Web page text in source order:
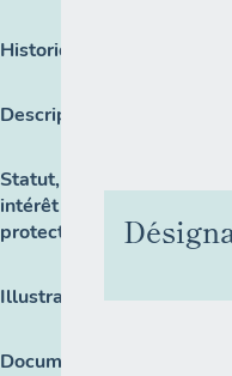
Historique
Description
Statut,
intérêt et
protection
Illustrations
Documentation